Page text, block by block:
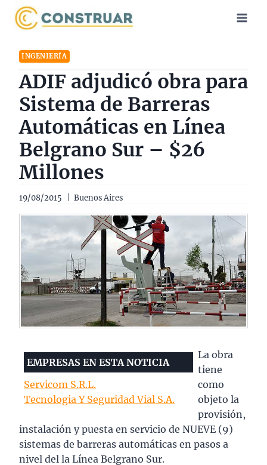
Saltar
INGENIERÍA
ADIF adjudicó obra para
Sistema de Barreras
Automáticas en Línea
Belgrano Sur – $26
Millones
19/08/2015 Buenos Aires
EMPRESAS EN ESTA NOTICIA
Servicom S.R.L.
Tecnologia Y Seguridad Vial S.A.
La obra
tiene
como
objeto la
provisión,
instalación y puesta en servicio de NUEVE (9)
sistemas de barreras automáticas en pasos a
nivel del la Línea Belgrano Sur.